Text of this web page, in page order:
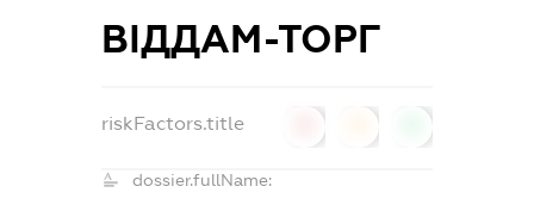
ВІДДАМ-ТОРГ
riskFactors.title
dossier.fullName: